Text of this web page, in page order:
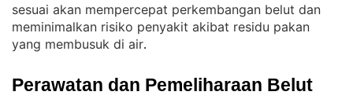
sesuai akan mempercepat perkembangan belut dan
meminimalkan risiko penyakit akibat residu pakan
yang membusuk di air.
Perawatan dan Pemeliharaan Belut